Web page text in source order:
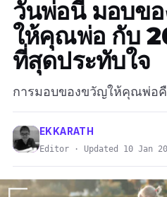
วันพ่อนี้ มอบข
ให้คุณพ่อ กับ
ที่สุดประทับใจ
การมอบของขวัญให้คุณพ่อคื
EKKARATH
Editor · Updated 10 Jan